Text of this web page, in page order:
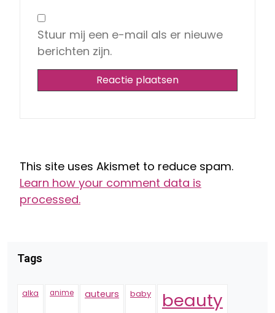
Stuur mij een e-mail als er nieuwe
berichten zijn.
This site uses Akismet to reduce spam.
Learn how your comment data is
processed.
Tags
alka anime auteurs baby beauty